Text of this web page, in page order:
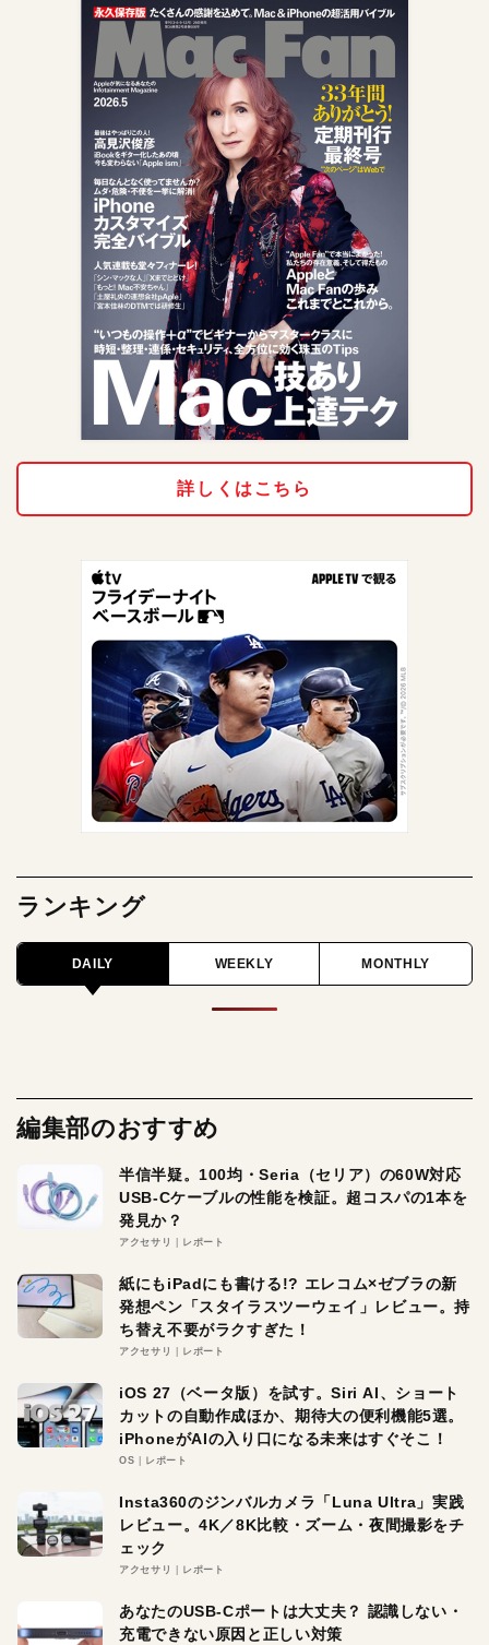
詳しくはこちら
ランキング
DAILY WEEKLY MONTHLY
編集部のおすすめ
半信半疑。100均・Seria（セリア）の60W対応
USB-Cケーブルの性能を検証。超コスパの1本を
発見か？
アクセサリ レポート
紙にもiPadにも書ける!? エレコム×ゼブラの新
発想ペン「スタイラスツーウェイ」レビュー。持
ち替え不要がラクすぎた！
アクセサリ レポート
iOS 27（ベータ版）を試す。Siri AI、ショート
カットの自動作成ほか、期待大の便利機能5選。
iPhoneがAIの入り口になる未来はすぐそこ！
OS レポート
Insta360のジンバルカメラ「Luna Ultra」実践
レビュー。4K／8K比較・ズーム・夜間撮影をチ
ェック
アクセサリ レポート
あなたのUSB-Cポートは大丈夫？ 認識しない・
充電できない原因と正しい対策